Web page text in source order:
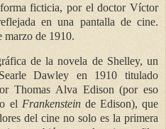
ficticia, por el doctor Víctor
en una pantalla de cine.
marzo de 1910.
de la novela de Shelley, un
Dawley en 1910 titulado
Thomas Alva Edison (por eso
el Frankensteinde Edison), que
del cine no solo es la primera